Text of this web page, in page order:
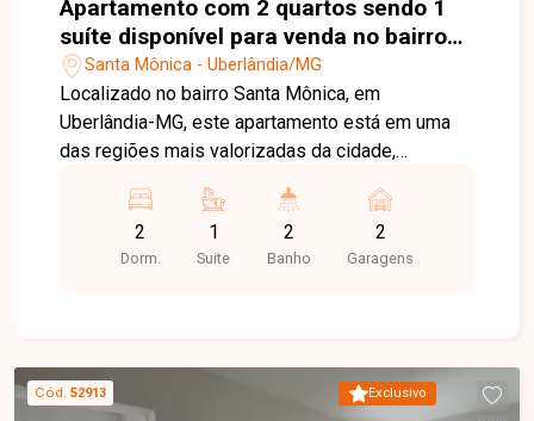
Apartamento com 2 quartos sendo 1
suíte disponível para venda no bairro
Santa Mônica em Uberlândia-MG
Santa Mônica - Uberlândia/MG
Localizado no bairro Santa Mônica, em
Uberlândia-MG, este apartamento está em uma
das regiões mais valorizadas da cidade,
às principais vias e proximidade com
universidades, supermercados, escolas,
farmácias, restaurantes e uma ampla variedade
com fechadura eletrônica, 02 quartos, sendo 01
suíte, banheiro social, cozinha com ampla sacada,
2
Dorm.
1
Suite
2
Banho
2
Garagens
Exclusivo
Cód. 52913